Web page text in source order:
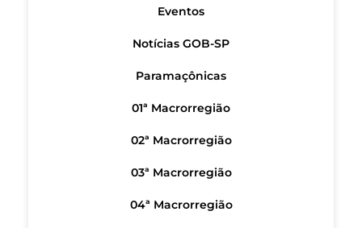
Eventos
Notícias GOB-SP
Paramaçônicas
01ª Macrorregião
02ª Macrorregião
03ª Macrorregião
04ª Macrorregião